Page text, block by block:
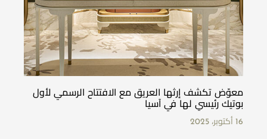
معوّض تكشف إرثها العريق مع الافتتاح الرسمي لأول
بوتيك رئيسي لها في آسيا
16 أكتوبر، 2025